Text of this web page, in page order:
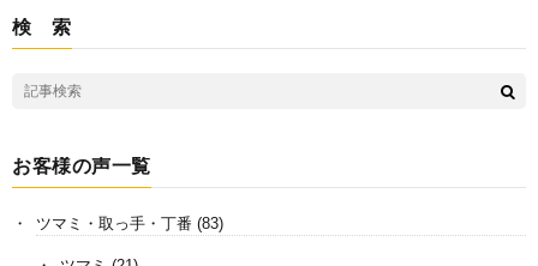
検 索
お客様の声一覧
ツマミ・取っ手・丁番 (83)